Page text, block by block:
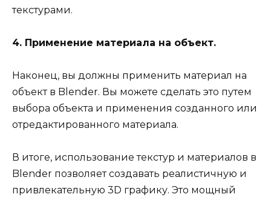
текстурами.
4. Применение материала на объект.
Наконец, вы должны применить материал на
объект в Blender. Вы можете сделать это путем
выбора объекта и применения созданного или
отредактированного материала.
В итоге, использование текстур и материалов в
Blender позволяет создавать реалистичную и
привлекательную 3D графику. Это мощный